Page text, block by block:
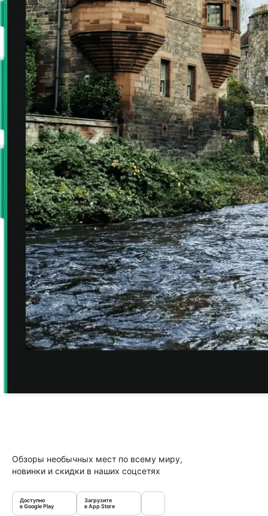
Обзоры необычных мест по всему миру,
новинки и скидки в наших соцсетях
Доступно
в Google Play
Загрузите
в App Store